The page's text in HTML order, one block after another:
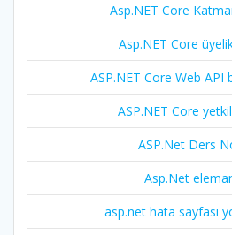
Asp.NET Core
Asp.NET Core
ASP.NET Core Web API
ASP.NET Core
ASP.Net Ders
Asp.Net
asp.net hata sayfası